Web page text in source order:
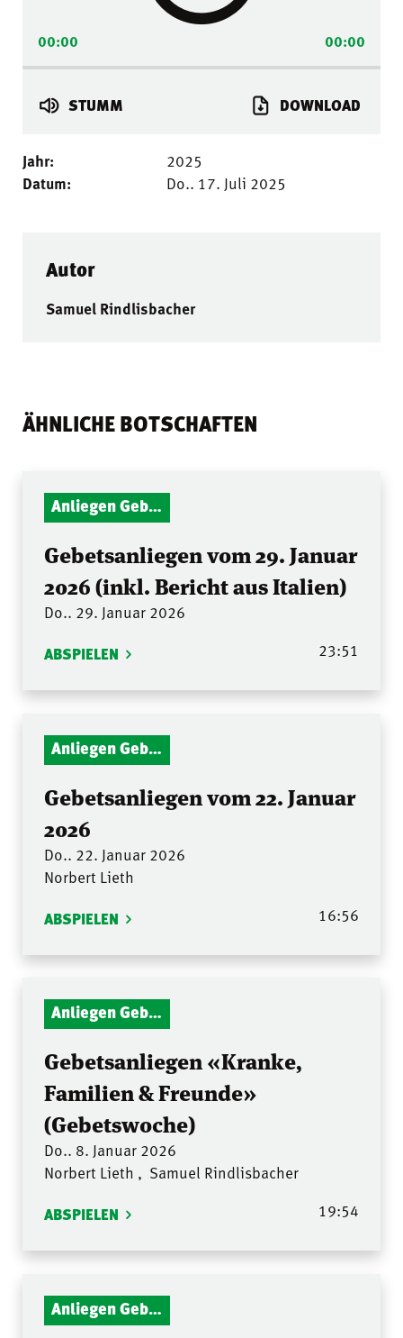
00:00 00:00
STUMM DOWNLOAD
Jahr:
2025
Datum:
Do.. 17. Juli 2025
Autor
Samuel Rindlisbacher
ÄHNLICHE BOTSCHAFTEN
Anliegen Gebetsstunde
Gebetsanliegen vom 29. Januar
2026 (inkl. Bericht aus Italien)
Do.. 29. Januar 2026
ABSPIELEN 23:51
Anliegen Gebetsstunde
Gebetsanliegen vom 22. Januar
2026
Do.. 22. Januar 2026
Norbert Lieth
ABSPIELEN 16:56
Anliegen Gebetsstunde
Gebetsanliegen «Kranke,
Familien & Freunde»
(Gebetswoche)
Do.. 8. Januar 2026
Norbert Lieth , Samuel Rindlisbacher
ABSPIELEN 19:54
Anliegen Gebetsstunde